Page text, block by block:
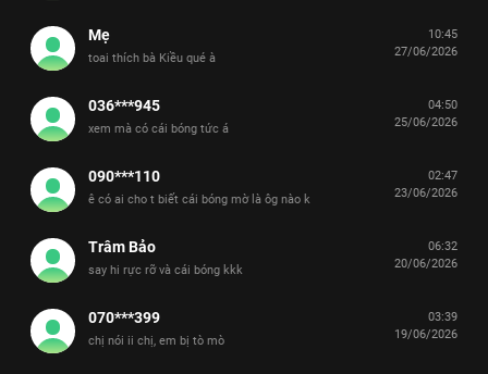
Mẹ
toai thích bà Kiều qué à
10:45
27/06/2026
036***945
xem mà có cái bóng tức á
04:50
25/06/2026
090***110
ê có ai cho t biết cái bóng mờ là ôg nào k
02:47
23/06/2026
Trâm Bảo
say hi rực rỡ và cái bóng kkk
06:32
20/06/2026
070***399
chị nói ii chị, em bị tò mò
03:39
19/06/2026